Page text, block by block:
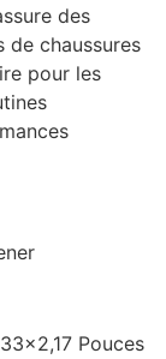
des
de chaussures
pour les
Pouces